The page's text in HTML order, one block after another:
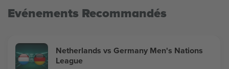
Evénements Recommandés
Netherlands vs Germany Men's Nations
League